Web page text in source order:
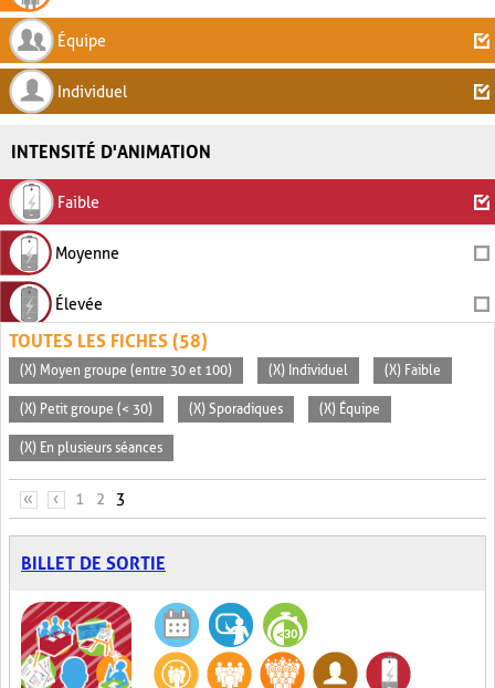
Équipe
Individuel
INTENSITÉ D'ANIMATION
Faible
Moyenne
Élevée
TOUTES LES FICHES (58)
(X) Moyen groupe (entre 30 et 100) (X) Individuel (X) Faible
(X) Petit groupe (< 30) (X) Sporadiques (X) Équipe
(X) En plusieurs séances
PAGES
« ‹ 1 2 3
BILLET DE SORTIE